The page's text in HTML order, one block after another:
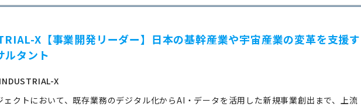
X【事業開発リーダー】日本の基幹産業や宇宙産業の変革を支援す
ルタント
X
クトにおいて、既存業務のデジタル化からAI・データを活用した新規事業創出まで、上流